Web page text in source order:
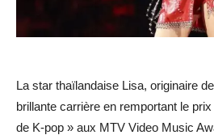
La star thaïlandaise Lisa, originaire
brillante carrière en remportant le
de K-pop » aux MTV Video Music